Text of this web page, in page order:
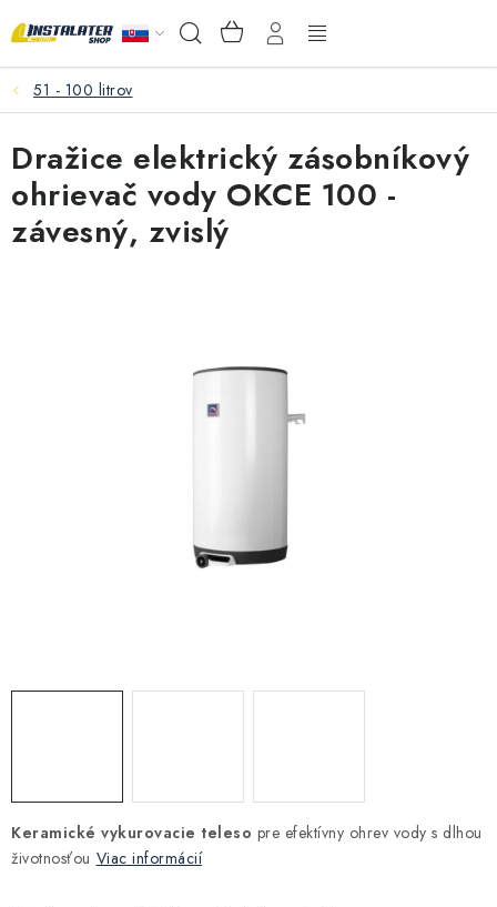
na
Hľadať NÁKUPNÝ
KOŠÍK
Komíny a dymovody
Filtrovanie a úprava vody
VEĽKOOBCHOD
AKO VYBRAŤ?
PREDAJŇA - RAKOVÁ
51 - 100 litrov
Keramické vykurovacie teleso pre efektívny ohrev vody s dlhou
životnosťou Viac informácií
Dražice elektrický zásobníkový
ohrievač vody OKCE 100 -
závesný, zvislý